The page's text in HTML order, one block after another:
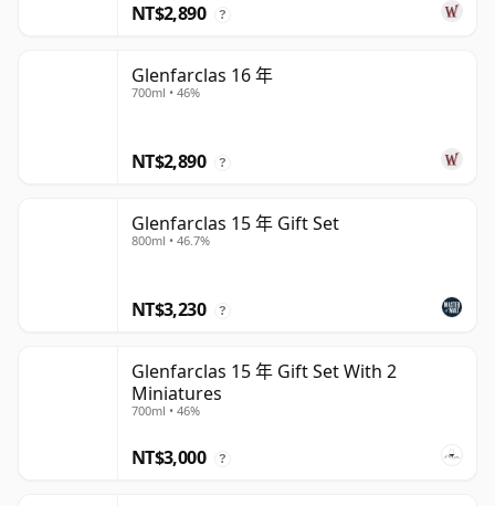
NT$2,890 ?
Glenfarclas 16 年
700ml • 46%
NT$2,890 ?
Glenfarclas 15 年 Gift Set
800ml • 46.7%
NT$3,230 ?
Glenfarclas 15 年 Gift Set With 2
Miniatures
700ml • 46%
NT$3,000 ?